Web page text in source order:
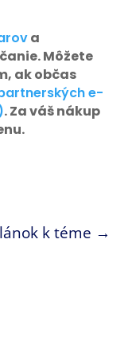
a
Môžete
ak občas
e-
. Za váš nákup
k téme →